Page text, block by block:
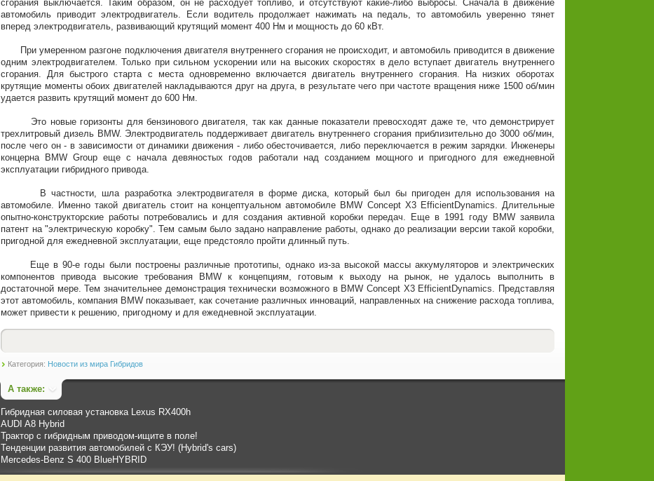
сгорания выключается. Таким образом, он не расходует топливо, и отсутствуют какие-либо выбросы. Сначала в движение
автомобиль приводит электродвигатель. Если водитель продолжает нажимать на педаль, то автомобиль уверенно тянет
вперед электродвигатель, развивающий крутящий момент 400 Нм и мощность до 60 кВт.
При умеренном разгоне подключения двигателя внутреннего сгорания не происходит, и автомобиль приводится в движение
одним электродвигателем. Только при сильном ускорении или на высоких скоростях в дело вступает двигатель внутреннего
сгорания. Для быстрого старта с места одновременно включается двигатель внутреннего сгорания. На низких оборотах
крутящие моменты обоих двигателей накладываются друг на друга, в результате чего при частоте вращения ниже 1500 об/мин
удается развить крутящий момент до 600 Нм.
Это новые горизонты для бензинового двигателя, так как данные показатели превосходят даже те, что демонстрирует
трехлитровый дизель BMW. Электродвигатель поддерживает двигатель внутреннего сгорания приблизительно до 3000 об/мин,
после чего он - в зависимости от динамики движения - либо обесточивается, либо переключается в режим зарядки. Инженеры
концерна BMW Group еще с начала девяностых годов работали над созданием мощного и пригодного для ежедневной
эксплуатации гибридного привода.
В частности, шла разработка электродвигателя в форме диска, который был бы пригоден для использования на
автомобиле. Именно такой двигатель стоит на концептуальном автомобиле BMW Concept X3 EfficientDynamics. Длительные
опытно-конструкторские работы потребовались и для создания активной коробки передач. Еще в 1991 году BMW заявила
патент на "электрическую коробку". Тем самым было задано направление работы, однако до реализации версии такой коробки,
пригодной для ежедневной эксплуатации, еще предстояло пройти длинный путь.
Еще в 90-е годы были построены различные прототипы, однако из-за высокой массы аккумуляторов и электрических
компонентов привода высокие требования BMW к концепциям, готовым к выходу на рынок, не удалось выполнить в
достаточной мере. Тем значительнее демонстрация технически возможного в BMW Concept X3 EfficientDynamics. Представляя
этот автомобиль, компания BMW показывает, как сочетание различных инноваций, направленных на снижение расхода топлива,
может привести к решению, пригодному и для ежедневной эксплуатации.
Категория: Новости из мира Гибридов
А также:
Гибридная силовая установка Lexus RХ400h
AUDI A8 Hybrid
Трактор с гибридным приводом-ищите в поле!
Тенденции развития автомобилей с КЭУ! (Hybrid's cars)
Mercedes-Benz S 400 BlueHYBRID